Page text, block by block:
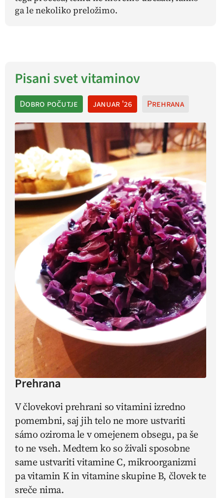
ga le nekoliko preložimo.
Pisani svet vitaminov
Dobro počutje januar '26 Prehrana
Prehrana
V človekovi prehrani so vitamini izredno
pomembni, saj jih telo ne more ustvariti
sámo oziroma le v omejenem obsegu, pa še
to ne vseh. Medtem ko so živali sposobne
same ustvariti vitamine C, mikroorganizmi
pa vitamin K in vitamine skupine B, človek te
sreče nima.